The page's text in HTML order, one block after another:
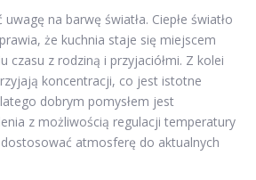
na barwę światła. Ciepłe światło
że kuchnia staje się miejscem
czasu z rodziną i przyjaciółmi. Z kolei
koncentracji, co jest istotne
dobrym pomysłem jest
z możliwością regulacji temperatury
atmosferę do aktualnych